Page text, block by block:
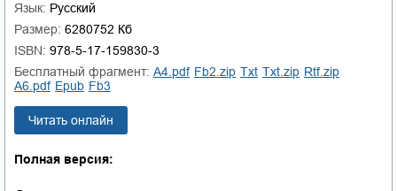
Язык: Русский
Размер: 6280752 Кб
ISBN: 978-5-17-159830-3
Бесплатный фрагмент:
a4.pdf fb2.zip txt txt.zip
rtf.zip
a6.pdf
epub fb3
Читать онлайн
Полная версия: